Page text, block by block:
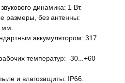
динамика: 1 Вт.
размеры, без антенны:
мм.
аккумулятором: 317
температур: -30...+60
и влагозащиты: IP66.